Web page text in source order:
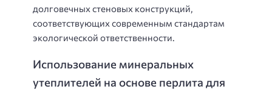
долговечных стеновых конструкций,
соответствующих современным стандартам
экологической ответственности.
Использование минеральных
утеплителей на основе перлита для